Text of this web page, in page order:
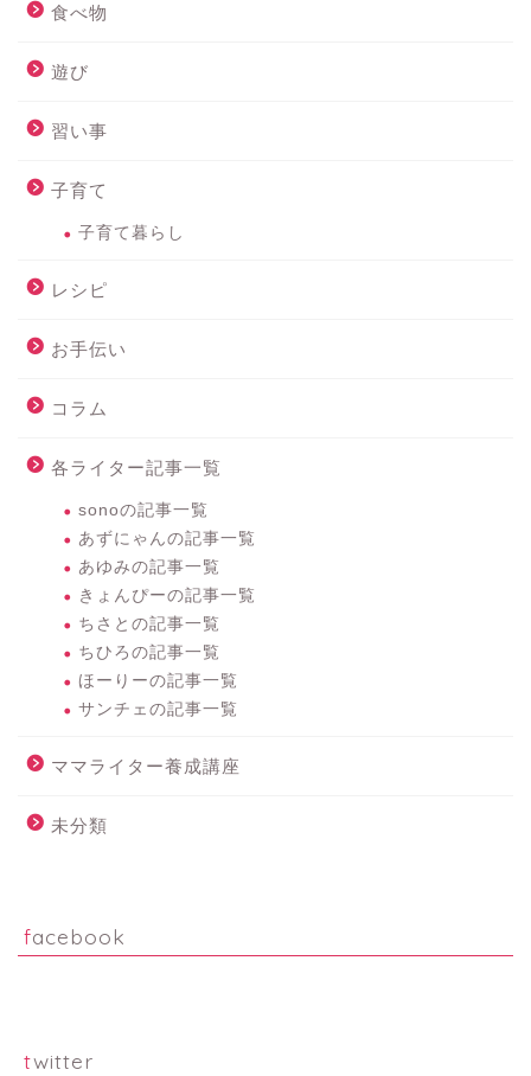
食べ物
遊び
習い事
子育て
子育て暮らし
レシピ
お手伝い
コラム
各ライター記事一覧
sonoの記事一覧
あずにゃんの記事一覧
あゆみの記事一覧
きょんぴーの記事一覧
ちさとの記事一覧
ちひろの記事一覧
ほーりーの記事一覧
サンチェの記事一覧
ママライター養成講座
未分類
facebook
twitter